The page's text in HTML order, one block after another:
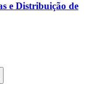
e Distribuição de